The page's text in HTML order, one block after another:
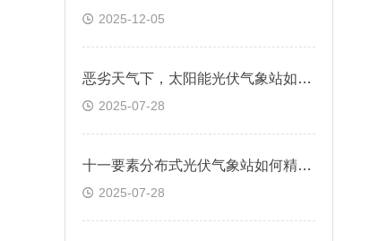
2025-12-05
恶劣天气下，太阳能光伏气象站如何保障电站安全？
2025-07-28
十一要素分布式光伏气象站如何精准预测发电效率？
2025-07-28